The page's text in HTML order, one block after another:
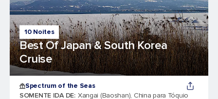
10 Noites
Best Of Japan & South Korea
Cruise
Spectrum of the Seas
SOMENTE IDA DE: Xangai (Baoshan), China para Tóquio